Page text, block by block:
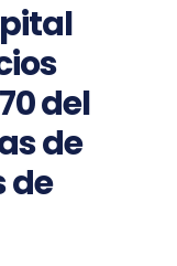
del
de
de